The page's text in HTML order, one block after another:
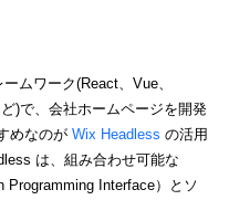
ムワーク(React、Vue、
)で、会社ホームページを開発
めなのが Wix Headless の活用
は、組み合わせ可能な
Programming Interface）とソ